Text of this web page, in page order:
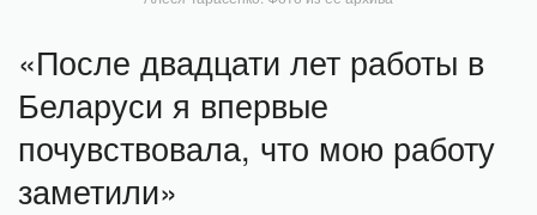
«После двадцати лет работы в
Беларуси я впервые
почувствовала, что мою работу
заметили»